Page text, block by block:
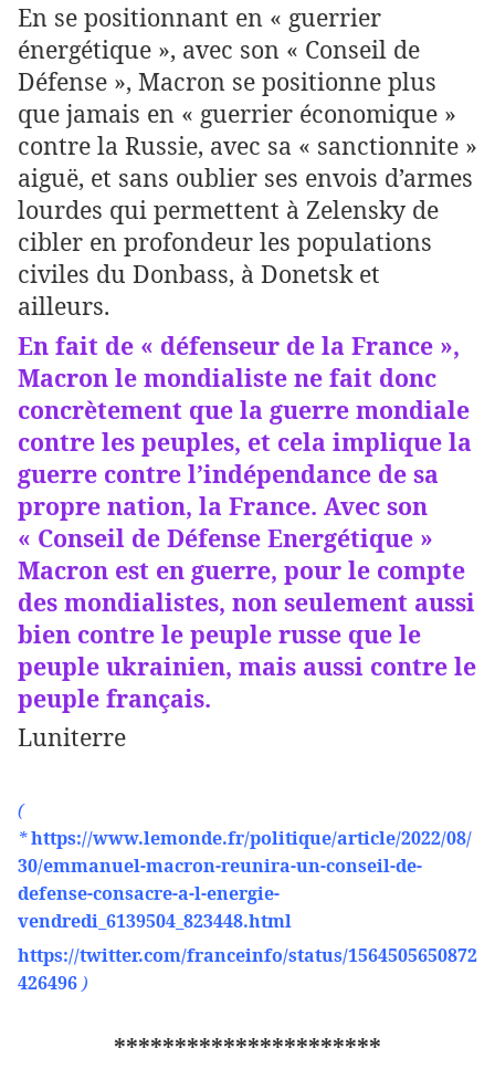
En se positionnant en « guerrier
énergétique », avec son « Conseil de
Défense », Macron se positionne plus
que jamais en « guerrier économique »
contre la Russie, avec sa « sanctionnite »
aiguë, et sans oublier ses envois d’armes
lourdes qui permettent à Zelensky de
cibler en profondeur les populations
civiles du Donbass, à Donetsk et
ailleurs.
En fait de « défenseur de la France »,
Macron le mondialiste ne fait donc
concrètement que la guerre mondiale
contre les peuples, et cela implique la
guerre contre l’indépendance de sa
propre nation, la France. Avec son
« Conseil de Défense Energétique »
Macron est en guerre, pour le compte
des mondialistes, non seulement aussi
bien contre le peuple russe que le
peuple ukrainien, mais aussi contre le
peuple français.
Luniterre
(
*https://www.lemonde.fr/politique/article/2022/08/
30/emmanuel-macron-reunira-un-conseil-de-
defense-consacre-a-l-energie-
vendredi_6139504_823448.html
https://twitter.com/franceinfo/status/1564505650872
426496)
**********************